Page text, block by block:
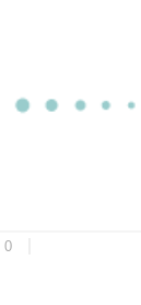
0